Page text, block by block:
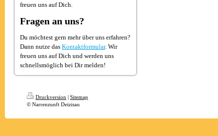
freuen uns auf Dich.
Fragen an uns?
Du möchtest gern mehr über uns erfahren?
Dann nutze das Kontaktformular. Wir
freuen uns auf Dich und werden uns
schnellsmöglich bei Dir melden!
Druckversion | Sitemap
© Narrenzunft Deizisau